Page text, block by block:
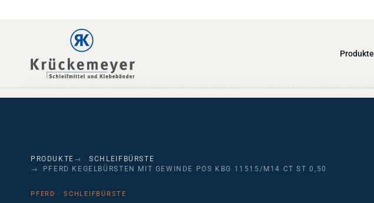
PRODUKTE
SCHLEIFBÜRSTE
PFERD KEGELBÜRSTEN MIT GEWINDE POS KBG 11515/M14 CT ST 0,50
PFERD · SCHLEIFBÜRSTE